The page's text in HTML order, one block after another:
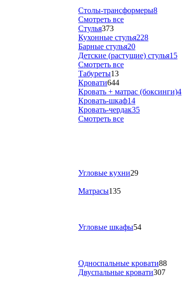
Столы-трансформеры8
Смотреть все
Стулья373
Кухонные стулья228
Барные стулья20
Детские (растущие) стулья15
Смотреть все
Табуреты13
Кровати644
Кровать + матрас (боксинги)4
Кровать-шкаф14
Кровать-чердак35
Смотреть все
Угловые кухни29
Матрасы135
Угловые шкафы54
Односпальные кровати88
Двуспальные кровати307